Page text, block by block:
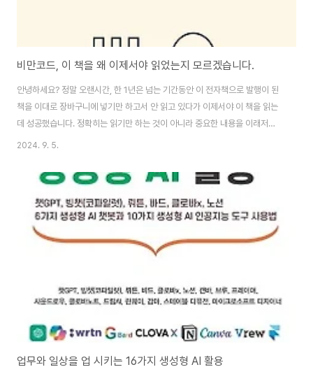
비만코드, 이 책을 왜 이제서야 읽었는지 모르겠습니다.
안녕하세요? 정말 오랜시간, 한 1년은 넘는 기간동안 이 전자책으로 발행이 된
책을 이대로 장바구니에 넣기만 하고서 안 읽고 있다가 이제서야 이 책을 읽는
데 성공했습니다. 정확히는 읽기만 하는 것이 아니라 중요한 내용을 이래저래
정리하는 것 까지 성공했다고 할 수 있습니다. 일단 이 책에서는 그 동안 우리가
부정하는 것으로 시작하고 있습니다. 결국 아무리 운동을 해도, 다이어트를 해
학적 연구결과를 가지고서 설명하고 있습니다. 이 내용이 진짜로 맞는지 아닌
지는 이 책의 제일 뒷면에 있는 참고문헌을 일일히 찾아보고 교차검증을 하면
될듯 한데, 그런 생각이 들..
2024. 9. 5.
업무와 일상을 업 시키는 16가지 생성형 AI 활용